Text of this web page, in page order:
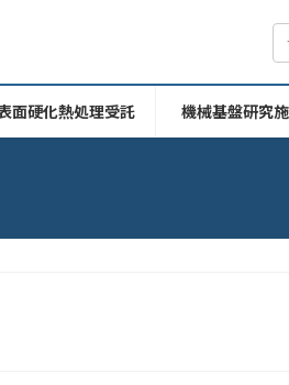
面硬化熱処理受託 機械基盤研究